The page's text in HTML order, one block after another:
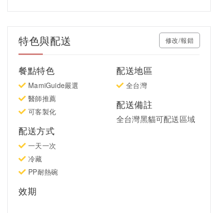
特色與配送 修改/報錯
餐點特色
MamiGuide嚴選
醫師推薦
可客製化
配送方式
一天一次
冷藏
PP耐熱碗
配送地區
全台灣
配送備註
全台灣黑貓可配送區域
效期